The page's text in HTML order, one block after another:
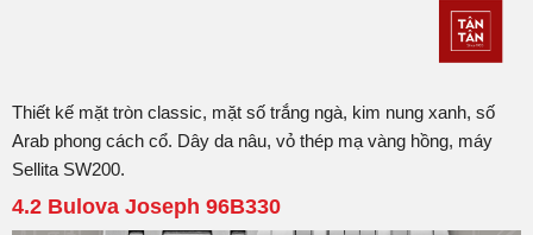
Thiết kế mặt tròn classic, mặt số trắng ngà, kim nung xanh, số
Arab phong cách cổ. Dây da nâu, vỏ thép mạ vàng hồng, máy
Sellita SW200.
4.2 Bulova Joseph 96B330